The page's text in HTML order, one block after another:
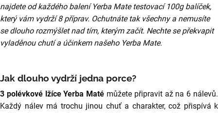
najdete od každého balení Yerba Mate testovací 100g balíček,
který vám vydrží 8 příprav. Ochutnáte tak všechny a nemusíte
se dlouho rozmýšlet nad tím, kterým začít. Nechte se překvapit
vyladěnou chutí a účinkem našeho Yerba Mate.
Jak dlouho vydrží jedna porce?
3 polévkové lžíce Yerba Maté můžete připravit až na 6 nálevů.
Každý nálev má trochu jinou chuť a charakter, což přispívá k